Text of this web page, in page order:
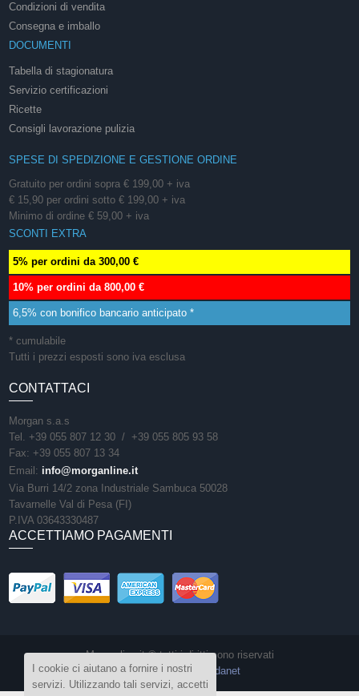
Condizioni di vendita
Consegna e imballo
DOCUMENTI
Tabella di stagionatura
Servizio certificazioni
Ricette
Consigli lavorazione pulizia
SPESE DI SPEDIZIONE E GESTIONE ORDINE
Gratuito per ordini sopra € 199,00 + iva
€ 15,90 per ordini sotto € 199,00 + iva
Minimo di ordine € 59,00 + iva
SCONTI EXTRA
5% per ordini da 300,00 €
10% per ordini da 800,00 €
6,5% con bonifico bancario anticipato *
* cumulabile
Tutti i prezzi esposti sono iva esclusa
CONTATTACI
Morgan s.a.s
Tel. +39 055 807 12 30 / +39 055 805 93 58
Fax: +39 055 807 13 34
Email: info@morganline.it
Via Burri 14/2 zona Industriale Sambuca 50028
Tavarnelle Val di Pesa (FI)
P.IVA 03643330487
ACCETTIAMO PAGAMENTI
Morganline.it © tutti i diritti sono riservati
Sito realizzato da
Vedanet
I cookie ci aiutano a fornire i nostri
servizi. Utilizzando tali servizi, accetti